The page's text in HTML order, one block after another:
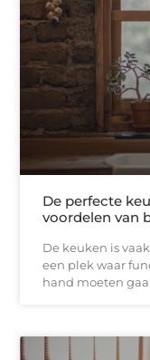
De perfecte
voordelen van
De keuken is
een plek waar
hand moeten